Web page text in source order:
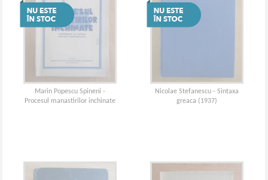
Marin Popescu Spineni -
Procesul manastirilor inchinate
Nicolae Stefanescu - Sintaxa
greaca (1937)